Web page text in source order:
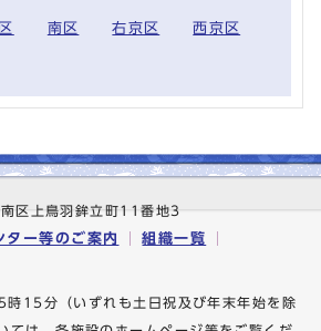
南区 右京区 西京区
区上鳥羽鉾立町11番地3
ター等のご案内 組織一覧
15分（いずれも土日祝及び年末年始を除